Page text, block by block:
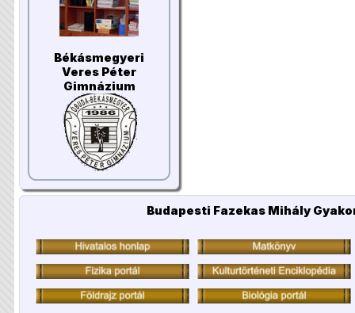
Békásmegyeri
Veres Péter
Gimnázium
Budapesti Fazekas Mihály